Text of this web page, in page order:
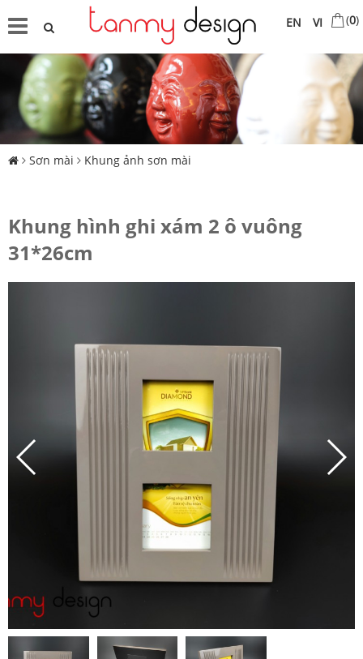
VI
EN (0)
Sơn mài Khung ảnh sơn mài
Khung hình ghi xám 2 ô vuông
31*26cm